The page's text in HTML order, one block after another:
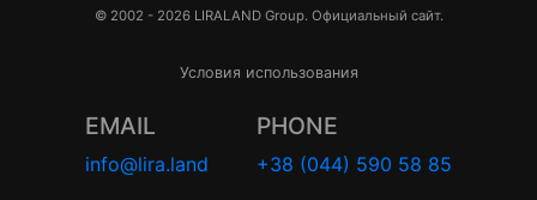
© 2002 - 2026 LIRALAND Group. Официальный сайт.
Условия использования
EMAIL
info@lira.land
PHONE
+38 (044) 590 58 85